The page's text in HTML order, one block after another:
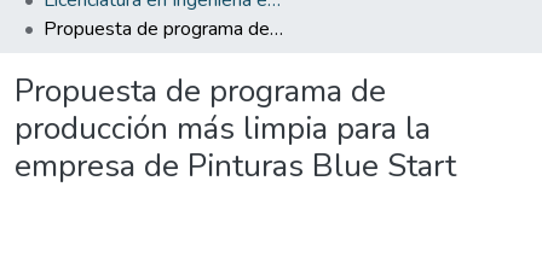
Propuesta de programa de producción más limpia para la empresa de Pinturas Blue Start
Propuesta de programa de
producción más limpia para la
empresa de Pinturas Blue Start